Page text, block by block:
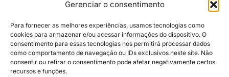
Gerenciar o consentimento
Para fornecer as melhores experiências, usamos tecnologias como
cookies para armazenar e/ou acessar informações do dispositivo. O
consentimento para essas tecnologias nos permitirá processar dados
como comportamento de navegação ou IDs exclusivos neste site. Não
consentir ou retirar o consentimento pode afetar negativamente certos
recursos e funções.